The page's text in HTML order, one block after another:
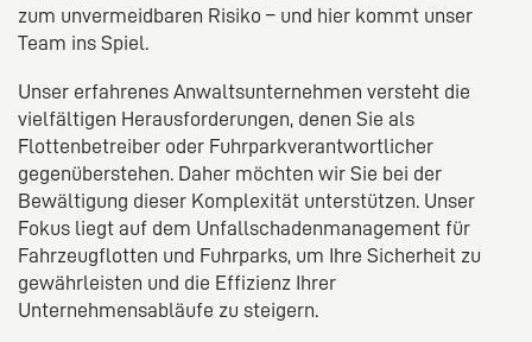
zum unvermeidbaren Risiko – und hier kommt unser
Team ins Spiel.
Unser erfahrenes Anwaltsunternehmen versteht die
vielfältigen Herausforderungen, denen Sie als
Flottenbetreiber oder Fuhrparkverantwortlicher
gegenüberstehen. Daher möchten wir Sie bei der
Bewältigung dieser Komplexität unterstützen. Unser
Fokus liegt auf dem Unfallschadenmanagement für
Fahrzeugflotten und Fuhrparks, um Ihre Sicherheit zu
gewährleisten und die Effizienz Ihrer
Unternehmensabläufe zu steigern.